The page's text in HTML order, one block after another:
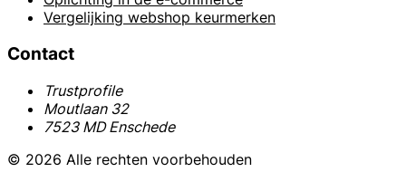
Vergelijking webshop keurmerken
Contact
Trustprofile
Moutlaan 32
7523 MD Enschede
© 2026 Alle rechten voorbehouden